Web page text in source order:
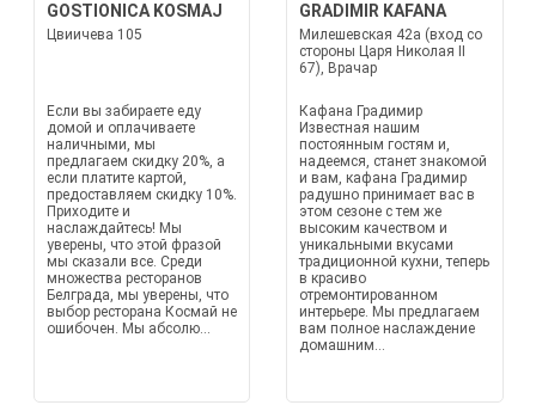
GOSTIONICA KOSMAJ
Цвиичева 105
Если вы забираете еду
домой и оплачиваете
наличными, мы
предлагаем скидку 20%, а
если платите картой,
предоставляем скидку 10%.
Приходите и
наслаждайтесь! Мы
уверены, что этой фразой
мы сказали все. Среди
множества ресторанов
Белграда, мы уверены, что
выбор ресторана Космай не
ошибочен. Мы абсолю...
GRADIMIR KAFANA
Милешевская 42а (вход со
стороны Царя Николая II
67), Врачар
Кафана Градимир
Известная нашим
постоянным гостям и,
надеемся, станет знакомой
и вам, кафана Градимир
радушно принимает вас в
этом сезоне с тем же
высоким качеством и
уникальными вкусами
традиционной кухни, теперь
в красиво
отремонтированном
интерьере. Мы предлагаем
вам полное наслаждение
домашним...